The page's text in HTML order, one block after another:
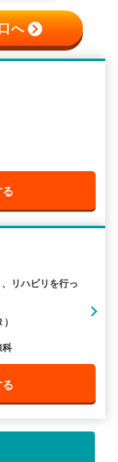
へ
リハビリを行っ
科